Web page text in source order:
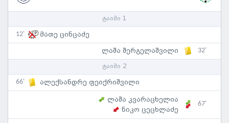
ტაიმი 1
12' მათე ცინცაძე
ლაშა შერგელაშვილი 32'
ტაიმი 2
66' ალექსანდრე ფეიქრიშვილი
ლაშა კვარაცხელია
ნიკო ცეცხლაძე
67'